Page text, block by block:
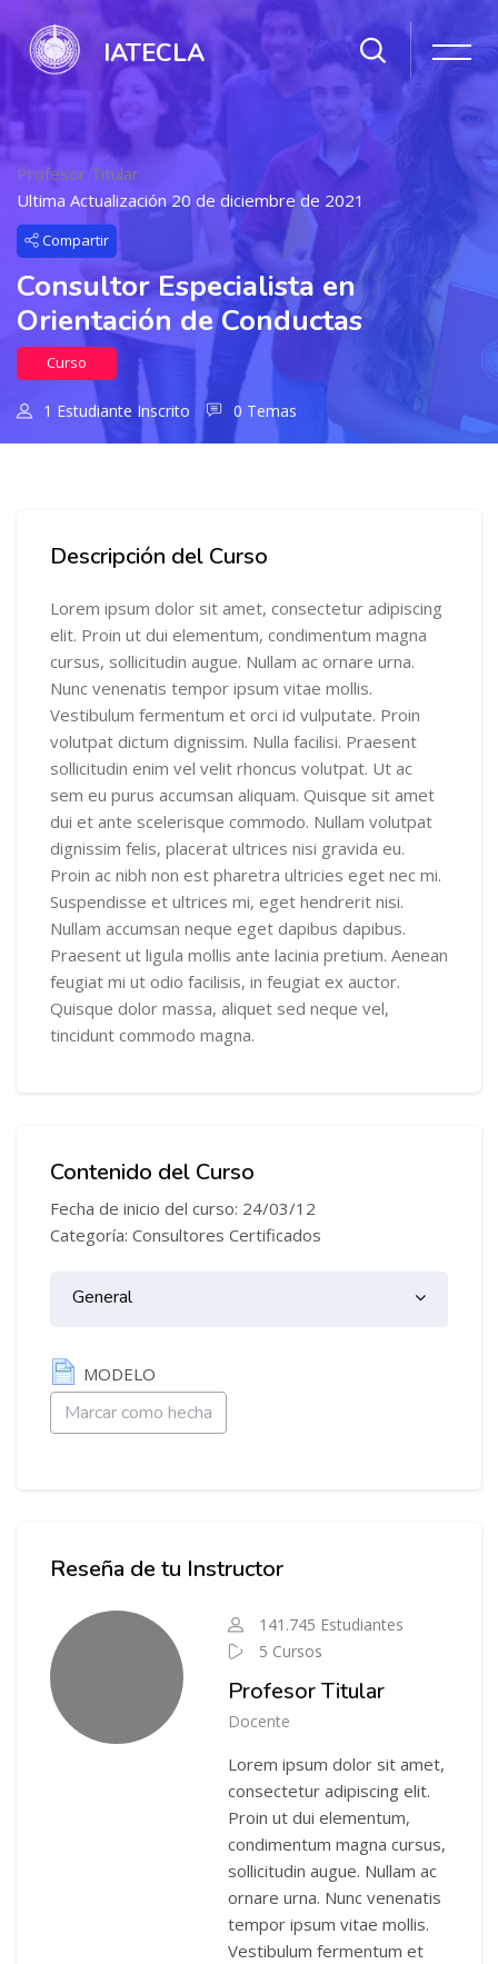
IATECLA
Profesor Titular
Ultima Actualización 20 de diciembre de 2021
Compartir
Consultor Especialista en
Orientación de Conductas
Curso
1 Estudiante Inscrito 0 Temas
Descripción del Curso
Lorem ipsum dolor sit amet, consectetur adipiscing
elit. Proin ut dui elementum, condimentum magna
cursus, sollicitudin augue. Nullam ac ornare urna.
Nunc venenatis tempor ipsum vitae mollis.
Vestibulum fermentum et orci id vulputate. Proin
volutpat dictum dignissim. Nulla facilisi. Praesent
sollicitudin enim vel velit rhoncus volutpat. Ut ac
sem eu purus accumsan aliquam. Quisque sit amet
dui et ante scelerisque commodo. Nullam volutpat
dignissim felis, placerat ultrices nisi gravida eu.
Proin ac nibh non est pharetra ultricies eget nec mi.
Suspendisse et ultrices mi, eget hendrerit nisi.
Nullam accumsan neque eget dapibus dapibus.
Praesent ut ligula mollis ante lacinia pretium. Aenean
feugiat mi ut odio facilisis, in feugiat ex auctor.
Quisque dolor massa, aliquet sed neque vel,
tincidunt commodo magna.
Contenido del Curso
Fecha de inicio del curso: 24/03/12
Categoría: Consultores Certificados
Diagrama de temas
General
MODELO
Página
Marcar como hecha
Reseña de tu Instructor
141.745 Estudiantes
5 Cursos
Profesor Titular
Docente
Lorem ipsum dolor sit amet,
consectetur adipiscing elit.
Proin ut dui elementum,
condimentum magna cursus,
sollicitudin augue. Nullam ac
ornare urna. Nunc venenatis
tempor ipsum vitae mollis.
Vestibulum fermentum et